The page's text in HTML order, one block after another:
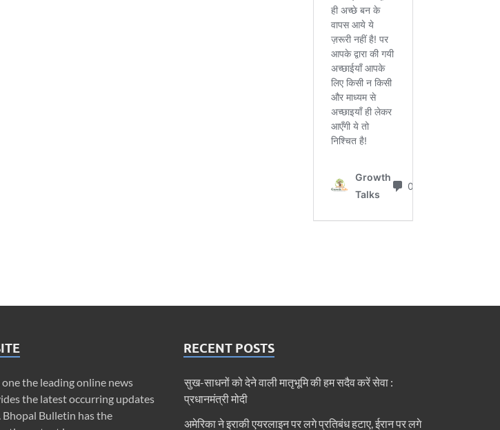
the leading online news
the latest occurring updates
Bhopal Bulletin has the
RECENT POSTS
सुख-साधनों को देने वाली मातृभूमि की हम सदैव करें सेवा :
प्रधानमंत्री मोदी
अमेरिका ने इराकी एयरलाइन पर लगे प्रतिबंध हटाए, ईरान पर लगे